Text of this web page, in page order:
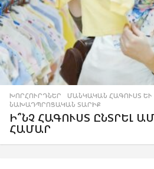
ԽՈՐՀՈՒՐԴՆԵՐ ,ՄԱՆԿԱԿԱՆ ՀԱԳՈՒՍՏ ԵՒ
ՆԱԽԱԴՊՐՈՑԱԿԱՆ ՏԱՐԻՔ
Ի՞ՆՉ ՀԱԳՈՒՍՏ ԸՆՏՐԵԼ
ՀԱՄԱՐ